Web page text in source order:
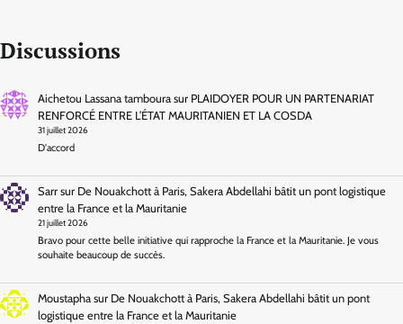
Discussions
Aichetou Lassana tambourasur PLAIDOYER POUR UN PARTENARIAT
RENFORCÉ ENTRE L’ÉTAT MAURITANIEN ET LA COSDA
31 juillet 2026
D'accord
Sarrsur De Nouakchott à Paris, Sakera Abdellahi bâtit un pont logistique
entre la France et la Mauritanie
21 juillet 2026
Bravo pour cette belle initiative qui rapproche la France et la Mauritanie. Je vous
souhaite beaucoup de succès.
Moustaphasur De Nouakchott à Paris, Sakera Abdellahi bâtit un pont
logistique entre la France et la Mauritanie